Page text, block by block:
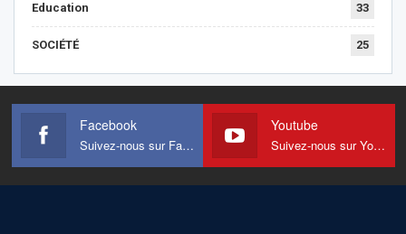
Education 33
SOCIÉTÉ 25
Facebook
Suivez-nous sur Facebook
Youtube
Suivez-nous sur Youtube